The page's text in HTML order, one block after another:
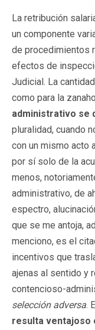
La retribución
un componente
de procedimientos
efectos de
Judicial. La
como para la
administrativo se
pluralidad, cuando
con un mismo acto
por sí solo de la
menos,
administrativo, de
espectro,
que se me antoja,
menciono, es el
incentivos que
ajenas al sentido y
contencioso-
selección adversa.
resulta ventajoso